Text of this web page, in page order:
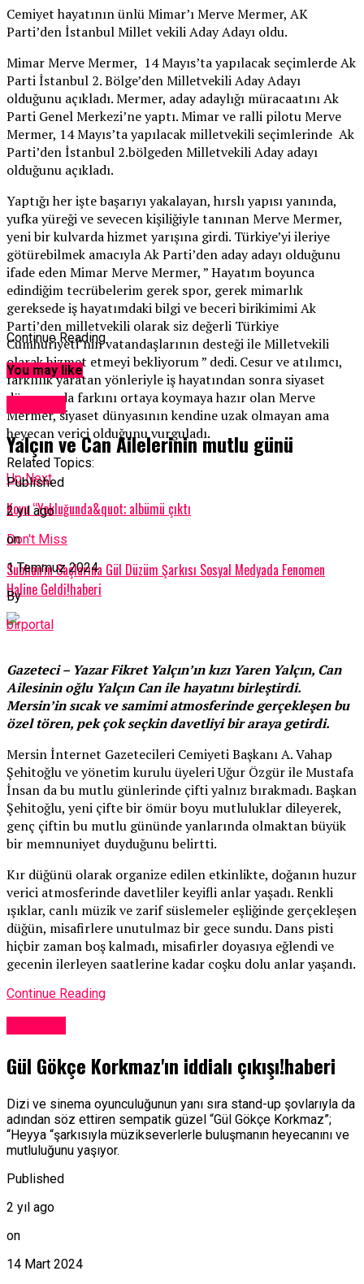
Cemiyet hayatının ünlü Mimar’ı Merve Mermer, AK
Parti’den İstanbul Millet vekili Aday Adayı oldu.
Mimar Merve Mermer, 14 Mayıs’ta yapılacak seçimlerde Ak
Parti İstanbul 2. Bölge’den Milletvekili Aday Adayı
olduğunu açıkladı. Mermer, aday adaylığı müracaatını Ak
Parti Genel Merkezi’ne yaptı. Mimar ve ralli pilotu Merve
Mermer, 14 Mayıs’ta yapılacak milletvekili seçimlerinde Ak
Parti’den İstanbul 2.bölgeden Milletvekili Aday adayı
olduğunu açıkladı.
Yaptığı her işte başarıyı yakalayan, hırslı yapısı yanında,
yufka yüreği ve sevecen kişiliğiyle tanınan Merve Mermer,
yeni bir kulvarda hizmet yarışına girdi. Türkiye’yi ileriye
götürebilmek amacıyla Ak Parti’den aday adayı olduğunu
ifade eden Mimar Merve Mermer, ” Hayatım boyunca
edindiğim tecrübelerim gerek spor, gerek mimarlık
gereksede iş hayatımdaki bilgi ve beceri birikimimi Ak
Parti’den milletvekili olarak siz değerli Türkiye
Cumhuriyeti’nin vatandaşlarının desteği ile Milletvekili
olarak hizmet etmeyi bekliyorum ” dedi. Cesur ve atılımcı,
farklılık yaratan yönleriyle iş hayatından sonra siyaset
dünyasında farkını ortaya koymaya hazır olan Merve
Mermer, siyaset dünyasının kendine uzak olmayan ama
heyecan verici olduğunu vurguladı.
Related Topics:
Up Next
Koyu “Yokluğunda&quot; albümü çıktı
Don't Miss
Subhan'ın Saçlarına Gül Düzüm Şarkısı Sosyal Medyada Fenomen
Haline Geldi!haberi
Continue Reading
You may like
Yalçın ve Can Ailelerinin mutlu günü
Published
2 yıl ago
on
1 Temmuz 2024
By
birportal
Gazeteci – Yazar Fikret Yalçın’ın kızı Yaren Yalçın, Can
Ailesinin oğlu Yalçın Can ile hayatını birleştirdi.
Mersin’in sıcak ve samimi atmosferinde gerçekleşen bu
özel tören, pek çok seçkin davetliyi bir araya getirdi.
Mersin İnternet Gazetecileri Cemiyeti Başkanı A. Vahap
Şehitoğlu ve yönetim kurulu üyeleri Uğur Özgür ile Mustafa
İnsan da bu mutlu günlerinde çifti yalnız bırakmadı. Başkan
Şehitoğlu, yeni çifte bir ömür boyu mutluluklar dileyerek,
genç çiftin bu mutlu gününde yanlarında olmaktan büyük
bir memnuniyet duyduğunu belirtti.
Kır düğünü olarak organize edilen etkinlikte, doğanın huzur
verici atmosferinde davetliler keyifli anlar yaşadı. Renkli
ışıklar, canlı müzik ve zarif süslemeler eşliğinde gerçekleşen
düğün, misafirlere unutulmaz bir gece sundu. Dans pisti
hiçbir zaman boş kalmadı, misafirler doyasıya eğlendi ve
gecenin ilerleyen saatlerine kadar coşku dolu anlar yaşandı.
Continue Reading
Gül Gökçe Korkmaz'ın iddialı çıkışı!haberi
Dizi ve sinema oyunculuğunun yanı sıra stand-up şovlarıyla da
adından söz ettiren sempatik güzel “Gül Gökçe Korkmaz”;
“Heyya “şarkısıyla müzikseverlerle buluşmanın heyecanını ve
mutluluğunu yaşıyor.
Published
2 yıl ago
on
14 Mart 2024